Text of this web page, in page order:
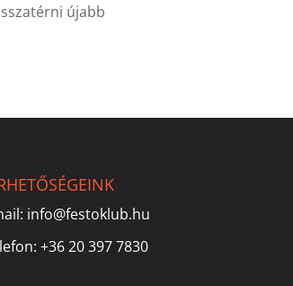
újabb
info@festoklub.hu
+36 20 397 7830